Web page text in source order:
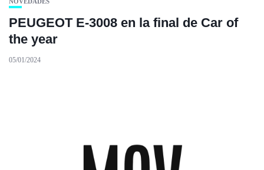
PEUGEOT E-3008 en la final de Car of
the year
05/01/2024